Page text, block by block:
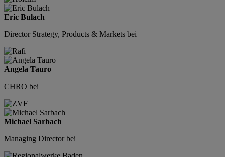
Eric Bulach
Director Strategy, Products & Markets bei
Angela Tauro
CHRO bei
Michael Sarbach
Managing Director bei